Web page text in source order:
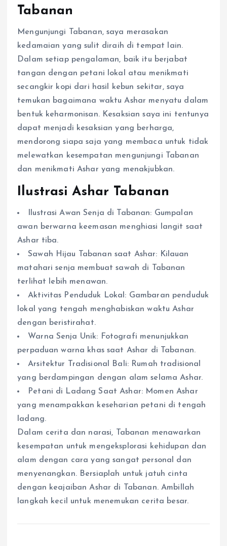
Tabanan
Mengunjungi Tabanan, saya merasakan
kedamaian yang sulit diraih di tempat lain.
Dalam setiap pengalaman, baik itu berjabat
tangan dengan petani lokal atau menikmati
secangkir kopi dari hasil kebun sekitar, saya
temukan bagaimana waktu Ashar menyatu dalam
bentuk keharmonisan. Kesaksian saya ini tentunya
dapat menjadi kesaksian yang berharga,
mendorong siapa saja yang membaca untuk tidak
melewatkan kesempatan mengunjungi Tabanan
dan menikmati Ashar yang menakjubkan.
Ilustrasi Ashar Tabanan
Ilustrasi Awan Senja di Tabanan: Gumpalan
awan berwarna keemasan menghiasi langit saat
Ashar tiba.
Sawah Hijau Tabanan saat Ashar: Kilauan
matahari senja membuat sawah di Tabanan
terlihat lebih menawan.
Aktivitas Penduduk Lokal: Gambaran penduduk
lokal yang tengah menghabiskan waktu Ashar
dengan beristirahat.
Warna Senja Unik: Fotografi menunjukkan
perpaduan warna khas saat Ashar di Tabanan.
Arsitektur Tradisional Bali: Rumah tradisional
yang berdampingan dengan alam selama Ashar.
Petani di Ladang Saat Ashar: Momen Ashar
yang menampakkan keseharian petani di tengah
ladang.
Dalam cerita dan narasi, Tabanan menawarkan
kesempatan untuk mengeksplorasi kehidupan dan
alam dengan cara yang sangat personal dan
menyenangkan. Bersiaplah untuk jatuh cinta
dengan keajaiban Ashar di Tabanan. Ambillah
langkah kecil untuk menemukan cerita besar.